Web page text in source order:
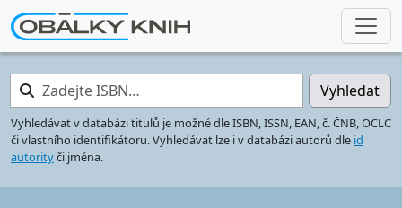
Zadejte ISBN… Vyhledat
Vyhledávat v databázi titulů je možné dle ISBN, ISSN, EAN, č. ČNB, OCLC
či vlastního identifikátoru. Vyhledávat lze i v databázi autorů dle id
autorityči jména.